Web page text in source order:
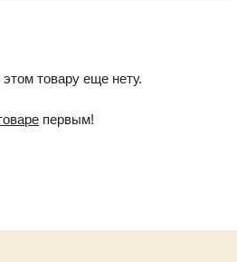
товару еще нету.
первым!